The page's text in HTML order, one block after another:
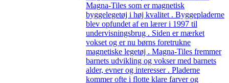
Magna-Tiles som er magnetisk
byggelegetøj i høj kvalitet . Byggepladerne
blev opfundet af en lærer i 1997 til
undervisningsbrug . Siden er mærket
vokset og er nu børns foretrukne
magnetiske legetøj . Magna-Tiles fremmer
barnets udvikling og vokser med barnets
alder, evner og interesser . Pladerne
kommer ofte i flotte klare farver og